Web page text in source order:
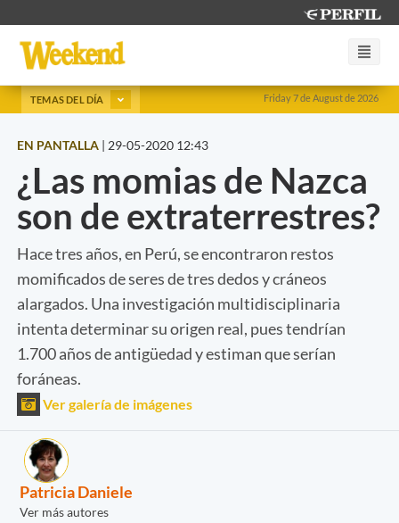
Friday 7 de August de 2026
TEMAS DEL DÍA
EN PANTALLA | 29-05-2020 12:43
¿Las momias de Nazca
son de extraterrestres?
Hace tres años, en Perú, se encontraron restos
momificados de seres de tres dedos y cráneos
alargados. Una investigación multidisciplinaria
intenta determinar su origen real, pues tendrían
1.700 años de antigüedad y estiman que serían
foráneas.
Ver galería de imágenes
Patricia Daniele
Ver más autores